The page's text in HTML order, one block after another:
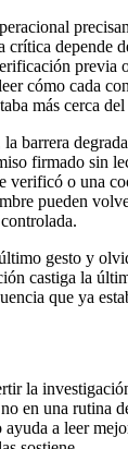
crítica depende
previa
cómo cada
más cerca
barrera
firmado sin
verificó o una
pueden
gesto y
castiga la
que ya
la
en una rutina
a leer